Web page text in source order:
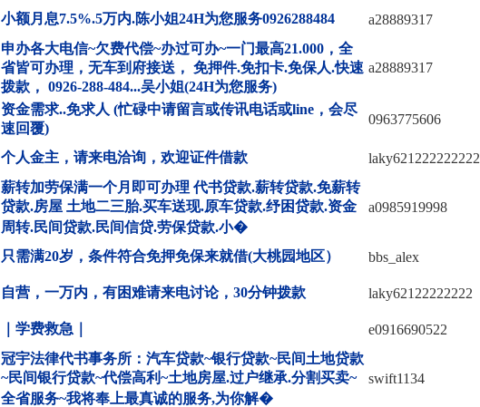
小额月息7.5%.5万内.陈小姐24H为您服务0926288484
a28889317
申办各大电信~欠费代偿~办过可办~一门最高21.000，全
省皆可办理，无车到府接送， 免押件.免扣卡.免保人.快速
拨款， 0926-288-484...吴小姐(24H为您服务)
a28889317
资金需求..免求人 (忙碌中请留言或传讯电话或line，会尽
速回覆)
0963775606
个人金主，请来电洽询，欢迎证件借款
laky621222222222
薪转加劳保满一个月即可办理 代书贷款.薪转贷款.免薪转
贷款.房屋 土地二三胎.买车送现.原车贷款.纾困贷款.资金
周转.民间贷款.民间信贷.劳保贷款.小�
a0985919998
只需满20岁，条件符合免押免保来就借(大桃园地区） bbs_alex
自营，一万内，有困难请来电讨论，30分钟拨款
laky62122222222
｜学费救急｜
e0916690522
冠宇法律代书事务所：汽车贷款~银行贷款~民间土地贷款
~民间银行贷款~代偿高利~土地房屋.过户继承.分割买卖~
全省服务~我将奉上最真诚的服务,为你解�
swift1134